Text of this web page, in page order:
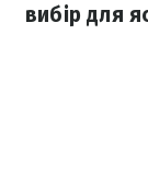
вибір для